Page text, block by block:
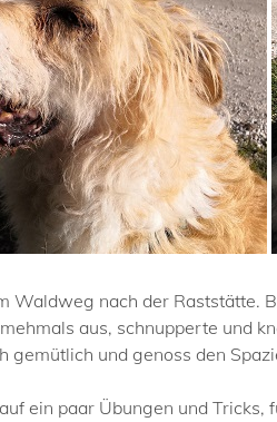
Waldweg nach der Raststätte.
aus, schnupperte und
und genoss den
ein paar Übungen und